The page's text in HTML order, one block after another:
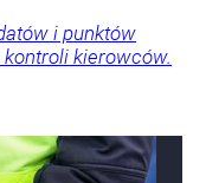
i punktów
kierowców.